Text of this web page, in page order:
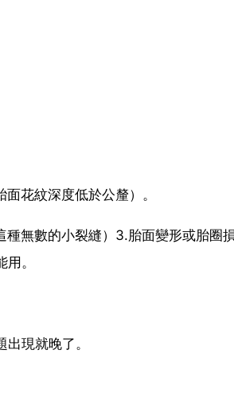
花紋深度低於公釐）。
無數的小裂縫）3.胎面變形或胎圈
。
現就晚了。